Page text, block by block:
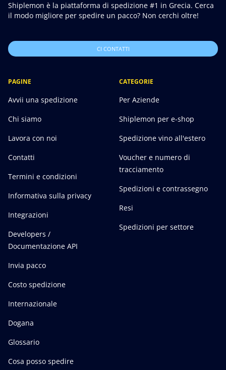
Shiplemon è la piattaforma di spedizione #1 in Grecia. Cerca
il modo migliore per spedire un pacco? Non cerchi oltre!
CI CONTATTI
PAGINE
Avvii una spedizione
Chi siamo
Lavora con noi
Contatti
Termini e condizioni
Informativa sulla privacy
Integrazioni
Developers /
Documentazione API
Invia pacco
Costo spedizione
Internazionale
Dogana
Glossario
Cosa posso spedire
CATEGORIE
Per Aziende
Shiplemon per e-shop
Spedizione vino all'estero
Voucher e numero di
tracciamento
Spedizioni e contrassegno
Resi
Spedizioni per settore